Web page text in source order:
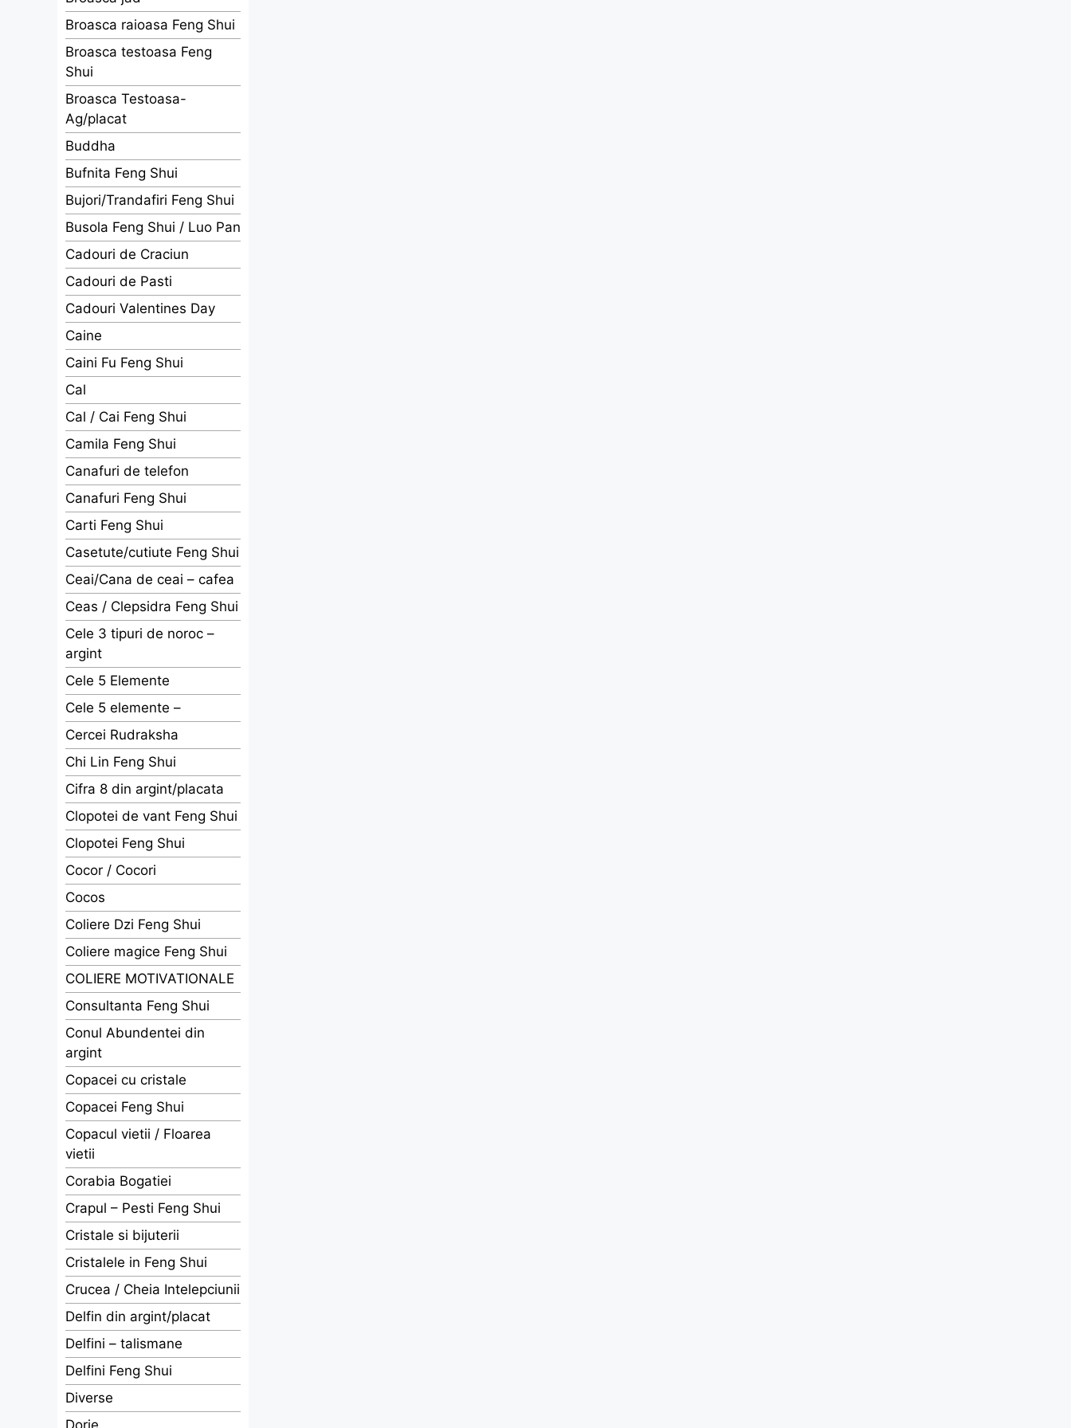
Broasca raioasa Feng Shui
Broasca testoasa Feng
Shui
Broasca Testoasa-
Ag/placat
Buddha
Bufnita Feng Shui
Bujori/Trandafiri Feng Shui
Busola Feng Shui / Luo Pan
Cadouri de Craciun
Cadouri de Pasti
Cadouri Valentines Day
Caine
Caini Fu Feng Shui
Cal
Cal / Cai Feng Shui
Camila Feng Shui
Canafuri de telefon
Canafuri Feng Shui
Carti Feng Shui
Casetute/cutiute Feng Shui
Ceai/Cana de ceai – cafea
Ceas / Clepsidra Feng Shui
Cele 3 tipuri de noroc –
argint
Cele 5 Elemente
Cele 5 elemente –
Cercei Rudraksha
Chi Lin Feng Shui
Cifra 8 din argint/placata
Clopotei de vant Feng Shui
Clopotei Feng Shui
Cocor / Cocori
Cocos
Coliere Dzi Feng Shui
Coliere magice Feng Shui
COLIERE MOTIVATIONALE
Consultanta Feng Shui
Conul Abundentei din
argint
Copacei cu cristale
Copacei Feng Shui
Copacul vietii / Floarea
vietii
Corabia Bogatiei
Crapul – Pesti Feng Shui
Cristale si bijuterii
Cristalele in Feng Shui
Crucea / Cheia Intelepciunii
Delfin din argint/placat
Delfini – talismane
Delfini Feng Shui
Diverse
Dorje